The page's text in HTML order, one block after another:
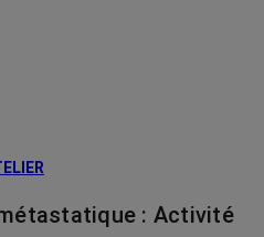
: Activité